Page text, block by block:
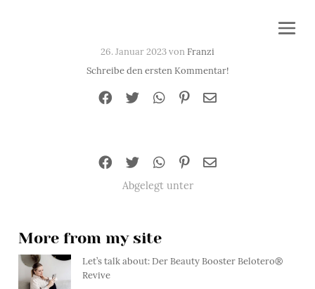
26. Januar 2023 vonFranzi
Schreibe den ersten Kommentar!
Abgelegt unter
More from my site
Let’s talk about: Der Beauty Booster Belotero®
Revive